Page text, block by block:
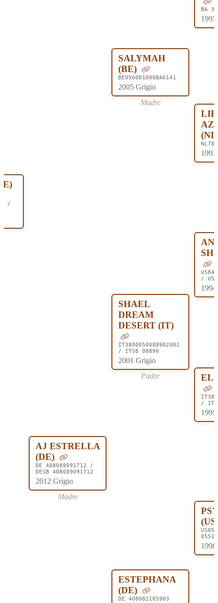
/
SALYMAH
(BE)
BE056001000BA6141
2005 Grigio
Madre
BA
AJ ESTRELLA
(DE)
DE 408089091712 /
DESB 408089091712
2012 Grigio
Madre
SHAEL
DREAM
DESERT (IT)
IT3800050088902001
/ ITSB 08890
2001 Grigio
Padre
/
/
ESTEPHANA
(DE)
DE 408082105903